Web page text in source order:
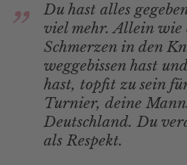
Du hast alles
viel mehr. Allein wie
Schmerzen in den
weggebissen hast
hast, topfit zu sein
Turnier, deine
Deutschland. Du
als Respekt.